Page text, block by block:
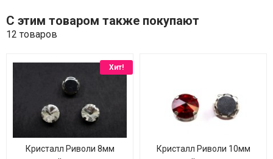
С этим товаром также покупают
12 товаров
Хит!
Кристалл Риволи 8мм
Кристалл Риволи 10мм